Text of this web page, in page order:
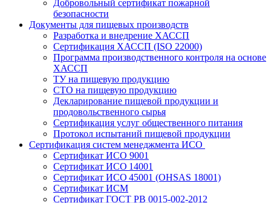
Добровольный сертификат пожарной
безопасности
Документы для пищевых производств
Разработка и внедрение ХАССП
Сертификация ХАССП (ISO 22000)
Программа производственного контроля на основе
ХАССП
ТУ на пищевую продукцию
СТО на пищевую продукцию
Декларирование пищевой продукции и
продовольственного сырья
Сертификация услуг общественного питания
Протокол испытаний пищевой продукции
Сертификация систем менеджмента ИСО
Сертификат ИСО 9001
Сертификат ИСО 14001
Сертификат ИСО 45001 (OHSAS 18001)
Сертификат ИСМ
Сертификат ГОСТ РВ 0015-002-2012